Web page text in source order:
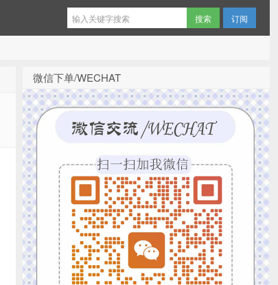
订阅
微信下单/WECHAT